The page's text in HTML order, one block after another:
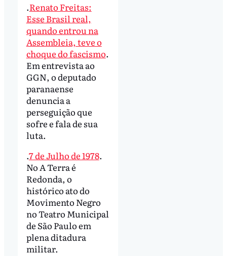
.Renato Freitas:
Esse Brasil real,
quando entrou na
Assembleia, teve o
choque do fascismo.
Em entrevista ao
GGN, o deputado
paranaense
denuncia a
perseguição que
sofre e fala de sua
luta.
.7 de Julho de 1978.
No A Terra é
Redonda, o
histórico ato do
Movimento Negro
no Teatro Municipal
de São Paulo em
plena ditadura
militar.